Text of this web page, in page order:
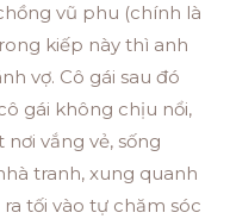
vũ phu (chính là
kiếp này thì anh
vợ. Cô gái sau đó
gái không chịu nổi,
vắng vẻ, sống
tranh, xung quanh
tối vào tự chăm sóc